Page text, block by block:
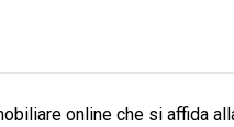
online che si affida